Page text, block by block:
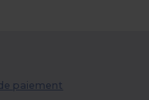
paiement